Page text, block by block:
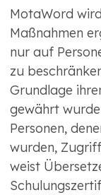
MotaWord
Maßnahmen
nur auf
zu
Grundlage
gewährt
Personen,
wurden,
weist